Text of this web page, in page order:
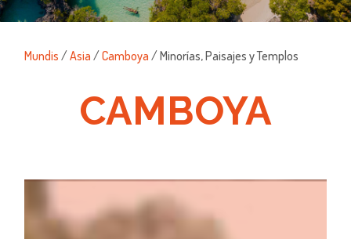
Mundis /Asia /Camboya / Minorías, Paisajes y Templos
CAMBOYA